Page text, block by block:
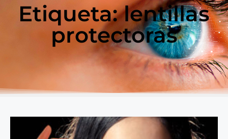
Etiqueta: lentillas
protectoras